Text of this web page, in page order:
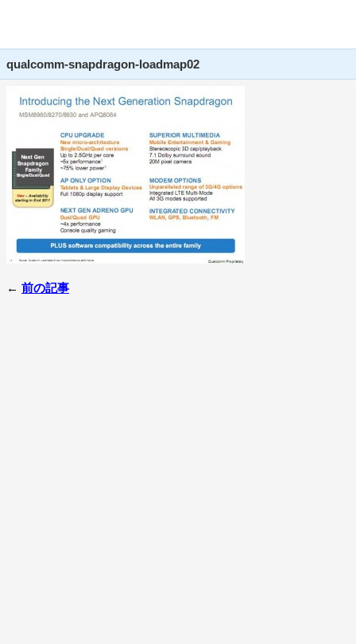
qualcomm-snapdragon-loadmap02
← 前の記事